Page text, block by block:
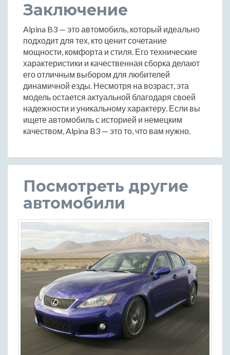
Заключение
Alpina B3 — это автомобиль, который идеально
подходит для тех, кто ценит сочетание
мощности, комфорта и стиля. Его технические
характеристики и качественная сборка делают
его отличным выбором для любителей
динамичной езды. Несмотря на возраст, эта
модель остается актуальной благодаря своей
надежности и уникальному характеру. Если вы
ищете автомобиль с историей и немецким
качеством, Alpina B3 — это то, что вам нужно.
Посмотреть другие
автомобили